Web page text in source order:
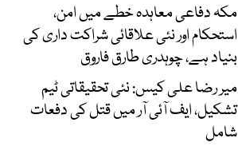
مکہ دفاعی معاہدہ خطے میں امن،
استحکام اور نئی علاقائی شراکت داری کی
بنیاد ہے، چوہدری طارق فاروق
میر رضا علی کیس: نئی تحقیقاتی ٹیم
تشکیل، ایف آئی آر میں قتل کی دفعات
شامل